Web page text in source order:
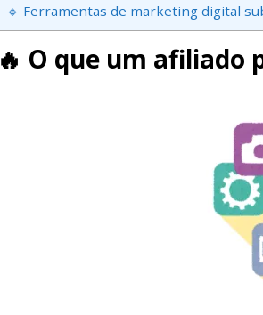
🔹 Ferramentas de marketing digital
🔥 O que um afiliado